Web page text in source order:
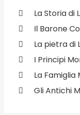
La Storia di
Il Barone
La pietra di
I Principi
La
Gli Antichi